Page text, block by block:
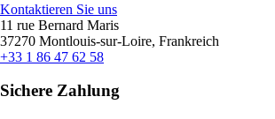
Kontaktieren Sie uns
11 rue Bernard Maris
37270 Montlouis-sur-Loire, Frankreich
+33 1 86 47 62 58
Sichere Zahlung